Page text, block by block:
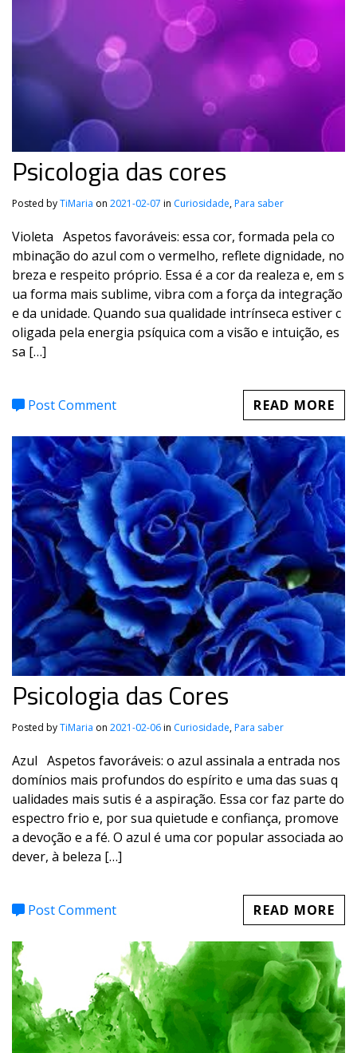
Psicologia das cores
Posted byTiMaria on 2021-02-07 in Curiosidade,Para saber
Violeta Aspetos favoráveis: essa cor, formada pela co
mbinação do azul com o vermelho, reflete dignidade, no
breza e respeito próprio. Essa é a cor da realeza e, em s
ua forma mais sublime, vibra com a força da integração
e da unidade. Quando sua qualidade intrínseca estiver c
oligada pela energia psíquica com a visão e intuição, es
sa […]
Post Comment READ MORE
Psicologia das Cores
Posted byTiMaria on 2021-02-06in Curiosidade,Para saber
Azul Aspetos favoráveis: o azul assinala a entrada nos
domínios mais profundos do espírito e uma das suas q
ualidades mais sutis é a aspiração. Essa cor faz parte do
espectro frio e, por sua quietude e confiança, promove
a devoção e a fé. O azul é uma cor popular associada ao
dever, à beleza […]
Post Comment READ MORE